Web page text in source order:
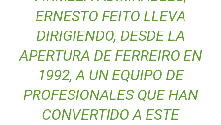
ERNESTO FEITO LLEVA
DIRIGIENDO, DESDE LA
APERTURA DE FERREIRO EN
1992, A UN EQUIPO DE
PROFESIONALES QUE HAN
CONVERTIDO A ESTE